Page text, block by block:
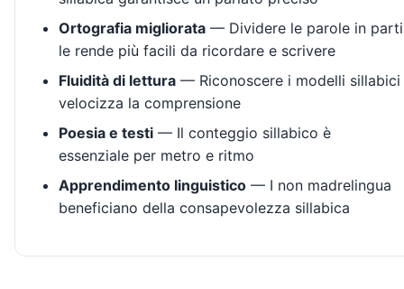
Ortografia migliorata — Dividere le parole in parti
le rende più facili da ricordare e scrivere
Fluidità di lettura — Riconoscere i modelli sillabici
velocizza la comprensione
Poesia e testi — Il conteggio sillabico è
essenziale per metro e ritmo
Apprendimento linguistico — I non madrelingua
beneficiano della consapevolezza sillabica